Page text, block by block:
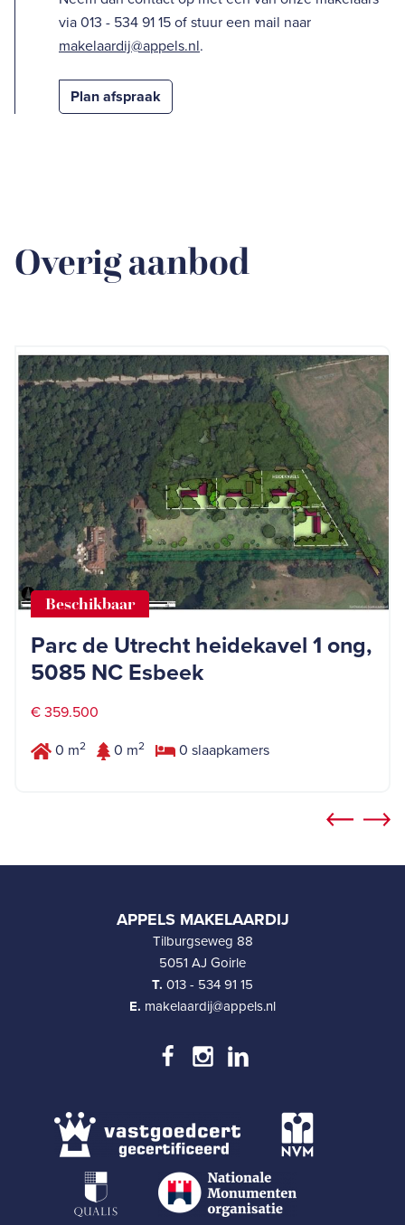
via 013 - 534 91 15 of stuur een mail naar
makelaardij@appels.nl.
Plan afspraak
Overig aanbod
Beschikbaar
Parc de Utrecht heidekavel 1 ong,
5085 NC Esbeek
€ 359.500
0 m2 0 m2 0 slaapkamers
APPELS MAKELAARDIJ
Tilburgseweg 88
5051 AJ Goirle
T. 013 - 534 91 15
E. makelaardij@appels.nl